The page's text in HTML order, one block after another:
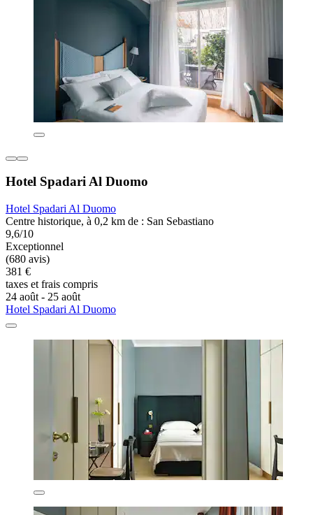
Hotel Spadari Al Duomo
Hotel Spadari Al Duomo
Centre historique, à 0,2 km de : San Sebastiano
9,6/10
Exceptionnel
(680 avis)
381 €
taxes et frais compris
24 août - 25 août
Hotel Spadari Al Duomo